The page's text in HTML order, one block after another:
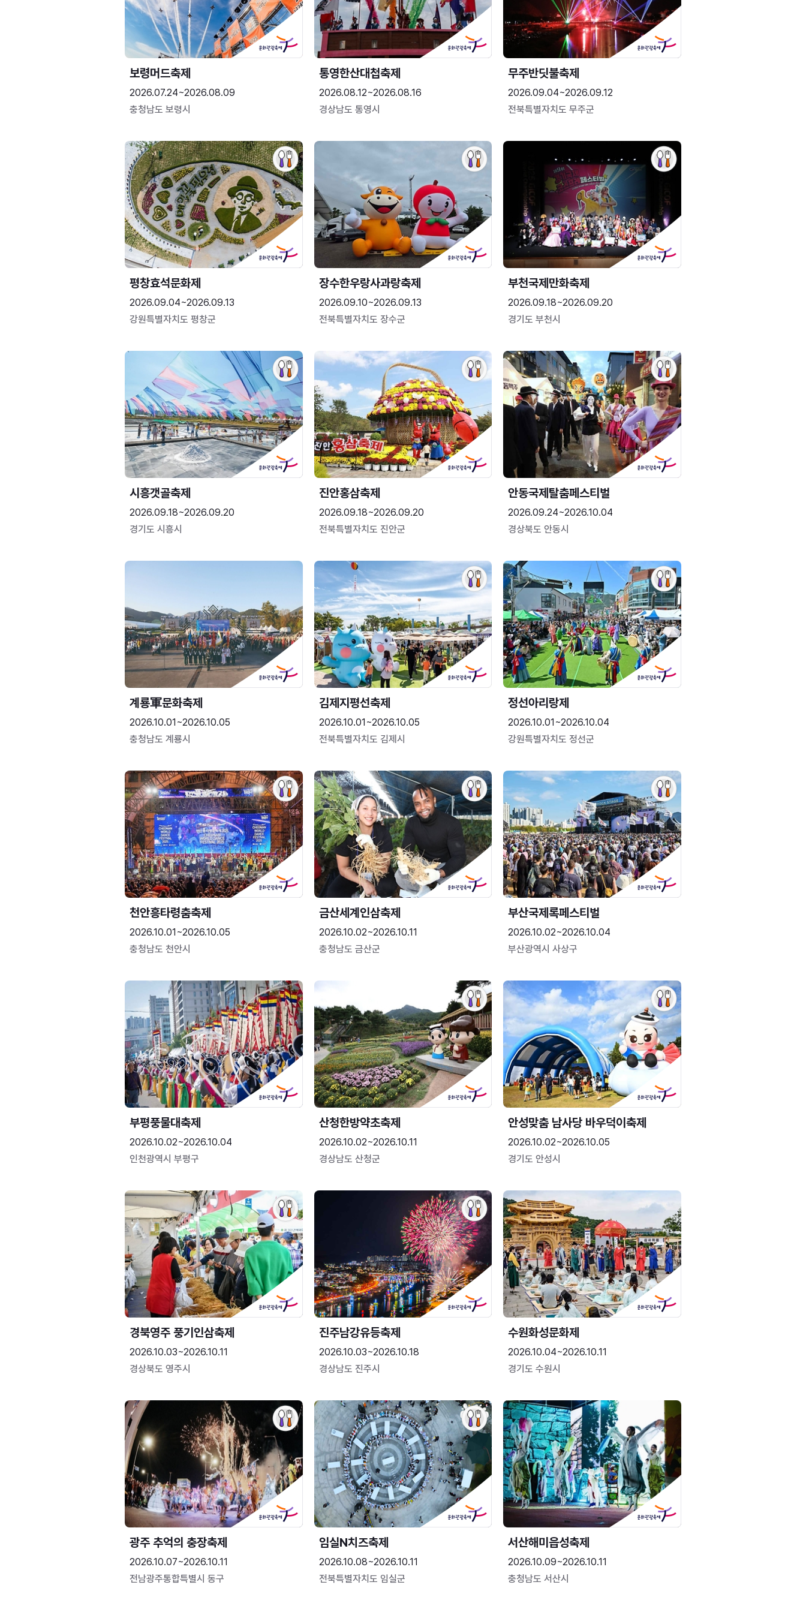
보령머드축제
2026.07.24~2026.08.09
충청남도 보령시
통영한산대첩축제
2026.08.12~2026.08.16
경상남도 통영시
무주반딧불축제
2026.09.04~2026.09.12
전북특별자치도 무주군
평창효석문화제
2026.09.04~2026.09.13
강원특별자치도 평창군
장수한우랑사과랑축제
2026.09.10~2026.09.13
전북특별자치도 장수군
부천국제만화축제
2026.09.18~2026.09.20
경기도 부천시
시흥갯골축제
2026.09.18~2026.09.20
경기도 시흥시
진안홍삼축제
2026.09.18~2026.09.20
전북특별자치도 진안군
안동국제탈춤페스티벌
2026.09.24~2026.10.04
경상북도 안동시
2026.10.01~2026.10.05
충청남도 계룡시
김제지평선축제
2026.10.01~2026.10.05
전북특별자치도 김제시
정선아리랑제
2026.10.01~2026.10.04
강원특별자치도 정선군
천안흥타령춤축제
2026.10.01~2026.10.05
충청남도 천안시
금산세계인삼축제
2026.10.02~2026.10.11
충청남도 금산군
부산국제록페스티벌
2026.10.02~2026.10.04
부산광역시 사상구
부평풍물대축제
2026.10.02~2026.10.04
인천광역시 부평구
산청한방약초축제
2026.10.02~2026.10.11
경상남도 산청군
안성맞춤 남사당 바우덕이축제
2026.10.02~2026.10.05
경기도 안성시
경북영주 풍기인삼축제
2026.10.03~2026.10.11
경상북도 영주시
진주남강유등축제
2026.10.03~2026.10.18
경상남도 진주시
수원화성문화제
2026.10.04~2026.10.11
경기도 수원시
광주 추억의 충장축제
2026.10.07~2026.10.11
전남광주통합특별시 동구
임실N치즈축제
2026.10.08~2026.10.11
전북특별자치도 임실군
서산해미읍성축제
2026.10.09~2026.10.11
충청남도 서산시